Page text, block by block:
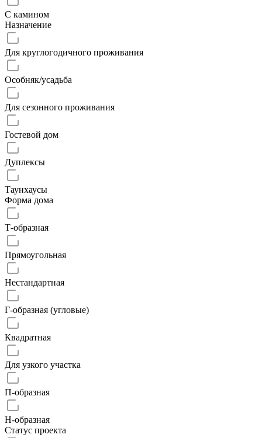
С камином
Назначение
Для круглогодичного проживания
Особняк/усадьба
Для сезонного проживания
Гостевой дом
Дуплексы
Таунхаусы
Форма дома
Т-образная
Прямоугольная
Нестандартная
Г-образная (угловые)
Квадратная
Для узкого участка
П-образная
Н-образная
Статус проекта